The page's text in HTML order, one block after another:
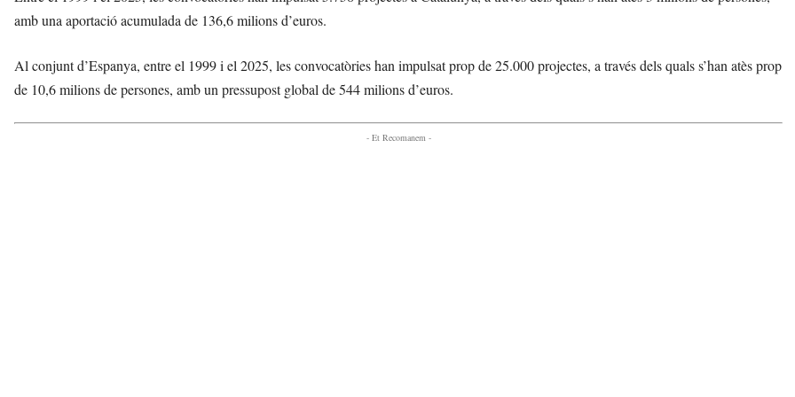
amb una aportació acumulada de 136,6 milions d’euros.
Al conjunt d’Espanya, entre el 1999 i el 2025, les convocatòries han impulsat prop de 25.000 projectes, a través dels quals s’han atès prop
de 10,6 milions de persones, amb un pressupost global de 544 milions d’euros.
- Et Recomanem -